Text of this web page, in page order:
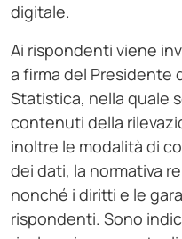
digitale.
Ai rispondenti viene
a firma del Presidente
Statistica, nella quale
contenuti della
inoltre le modalità di
dei dati, la normativa
nonché i diritti e le
rispondenti. Sono